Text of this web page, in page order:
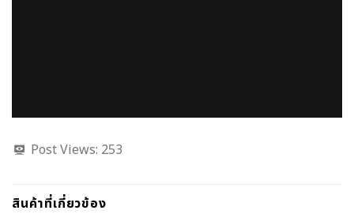
Post Views: 253
สินค้าที่เกี่ยวข้อง